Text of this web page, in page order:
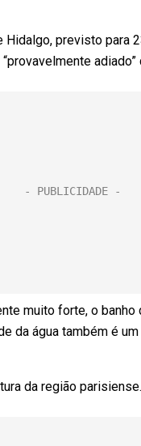
Hidalgo, previsto para
muito forte, o
da água também é
da região parisiense.